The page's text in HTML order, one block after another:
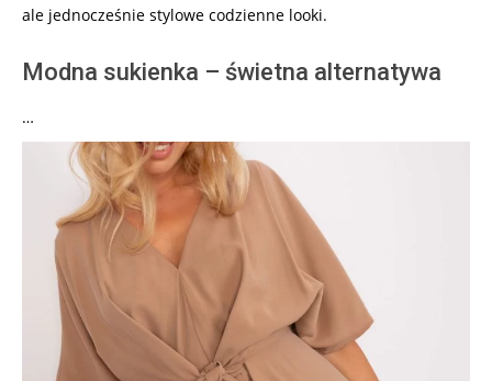
ale jednocześnie stylowe codzienne looki.
Modna sukienka – świetna alternatywa
…